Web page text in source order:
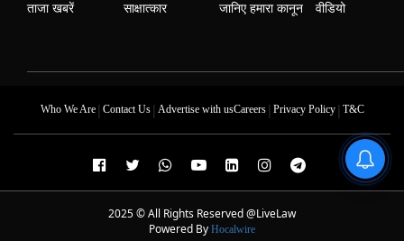
ताजा खबरें साक्षात्कार जानिए हमारा कानून वीडियो
Who We Are| Contact Us| Advertise with usCareers| Privacy Policy| T&C
2025 © All Rights Reserved @LiveLaw
Powered By Hocalwire